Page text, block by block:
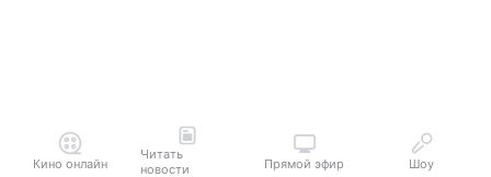
Кино онлайн
Читать
новости
Прямой эфир Шоу